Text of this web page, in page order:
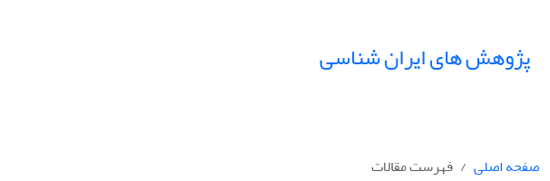
پژوهش های ایران شناسی
صفحه اصلی
فهرست مقالات